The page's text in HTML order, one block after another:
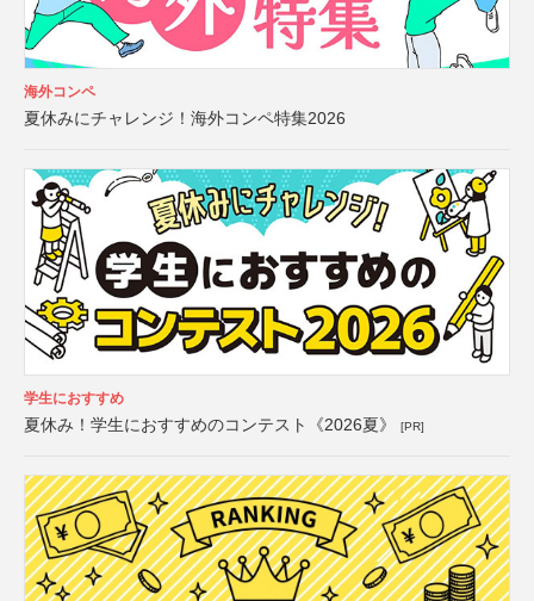
海外コンペ
夏休みにチャレンジ！海外コンペ特集2026
学生におすすめ
夏休み！学生におすすめのコンテスト《2026夏》 [PR]